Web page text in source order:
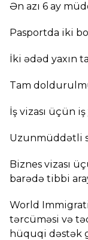
Ən azı 6 ay
Pasportda iki
İki ədəd yaxın
Tam
İş vizası üçün
Uzunmüddətli
Biznes vizası
barədə tibbi
World
tərcüməsi və
hüquqi dəstək